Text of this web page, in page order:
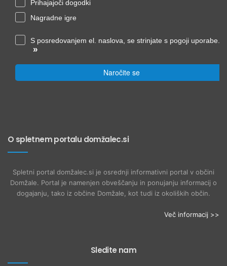
Prihajajoči dogodki
Nagradne igre
S posredovanjem el. naslova, se strinjate s pogoji uporabe.
»
Naročite se
O spletnem portalu domžalec.si
Spletni portal domžalec.si je osrednji informativni portal v občini
Domžale. Portal je namenjen obveščanju in ponujanju informacij o
dogajanju, tako iz občine Domžale, kot tudi iz okoliških občin.
Več informacij >>
Sledite nam